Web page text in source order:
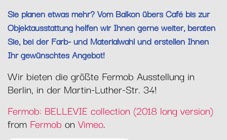
Sie planen etwas mehr? Vom Balkon übers Café bis zur
Objektausstattung helfen wir Ihnen gerne weiter, beraten
Sie, bei der Farb- und Materialwahl und erstellen Ihnen
Ihr gewünschtes Angebot!
Wir bieten die größte Fermob Ausstellung in
Berlin, in der Martin-Luther-Str. 34!
Fermob: BELLEVIE collection (2018 long version)
from Fermob on Vimeo.